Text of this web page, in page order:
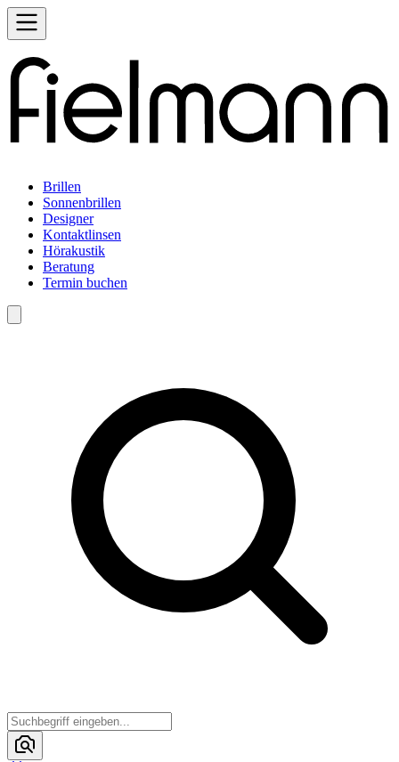
Brillen
Sonnenbrillen
Designer
Kontaktlinsen
Hörakustik
Beratung
Termin buchen